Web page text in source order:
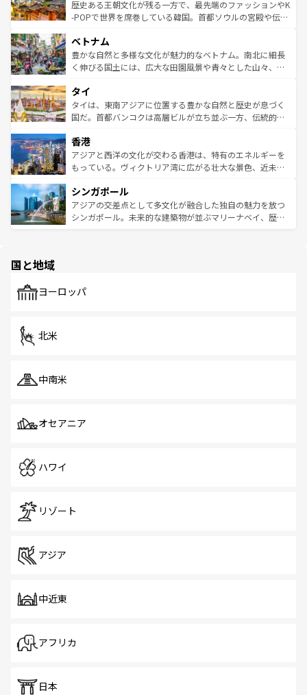
ビング、ハイキングなど、アウトドア好きにはたまらな
い。オーストラリアの多彩な魅力を存分に味わいつくそ
参照してほしい。
と山間の静けさが共存しており、訪れる人に新しい発見と
驚きをもたらしてくれる。また、奥深い台湾の食文化も魅
容にもいいと評判のスイーツなど、バラエティ豊かな料理
が味わえる。 なお、新着の台湾情報は コンテンツ一覧を参
照してほしい。
歴史ある王朝文化が残る一方で、最先端のファッションやK
-POPで世界を席巻している韓国。首都ソウルの宮殿や伝統
き、地方に足を延ばせば四季折々の自然美を楽しむことが
できる。そして、キムチや焼肉、絶品のストリートフード
まで、さまざまな韓国料理が待っている。夜には、韓国な
リティに包まれながら、韓国の多彩な魅力を心ゆくまで味
わってみてほしい。 なお、新着の韓国情報はコンテンツ一
覧を参照してほしい。
ベトナム
豊かな自然と多様な文化が魅力的なベトナム。南北に細長
く伸びる国土には、広大な田園風景や青々とした山々、世
急速な発展と共に伝統が息づく。ハノイの古い町並みやホ
ーチミン市のフランス統治時代の建物も、独特の雰囲気を
醸し出している。また、バラエティの豊かさとおいしさで
とつ。フォーやバインミー、ベトナムコーヒーなどは、ぜ
ひ現地で味わいたい。どの地域を訪れてもあたたかい人々
が旅行者を迎えてくれるので、きっと忘れられない旅にな
参照してほしい。
タイ
タイは、東南アジアに位置する豊かな自然と歴史が息づく
国だ。首都バンコクは高層ビルが立ち並ぶ一方、伝統的な
の活気が交差している。北部ではチェンマイなどの山岳地
帯で自然と触れ合い、南部ではプーケットやクラビの美し
いビーチでリゾート気分を楽しむことができる。タイ料理
激する。気候は一年中温暖で、どの季節にも異なる楽しみ
が待っている。親しみやすいタイの人々、仏教を中心とし
た文化、そして多様な観光資源が、訪れる旅人を魅了し続
香港
アジアと西洋の文化が交わる香港は、特有のエネルギーを
もっている。ヴィクトリア湾に広がる壮大な景色、近未来
み、どこを訪れても感動するはず。観光スポットが密集し
ており、効率よく見どころを回れるのも魅力。息をのむよ
うな絶景から文化的な体験まで、香港を存分に楽しみ尽く
シンガポール
アジアの交差点として多文化が融合した独自の魅力を放つ
シンガポール。未来的な建築物が並ぶマリーナベイ、歴史
で、ホーカーズは地元の風情を楽しめる外せないスポット
国と地域
ヨーロッパ
北米
中南米
オセアニア
ハワイ
リゾート
アジア
中近東
アフリカ
日本